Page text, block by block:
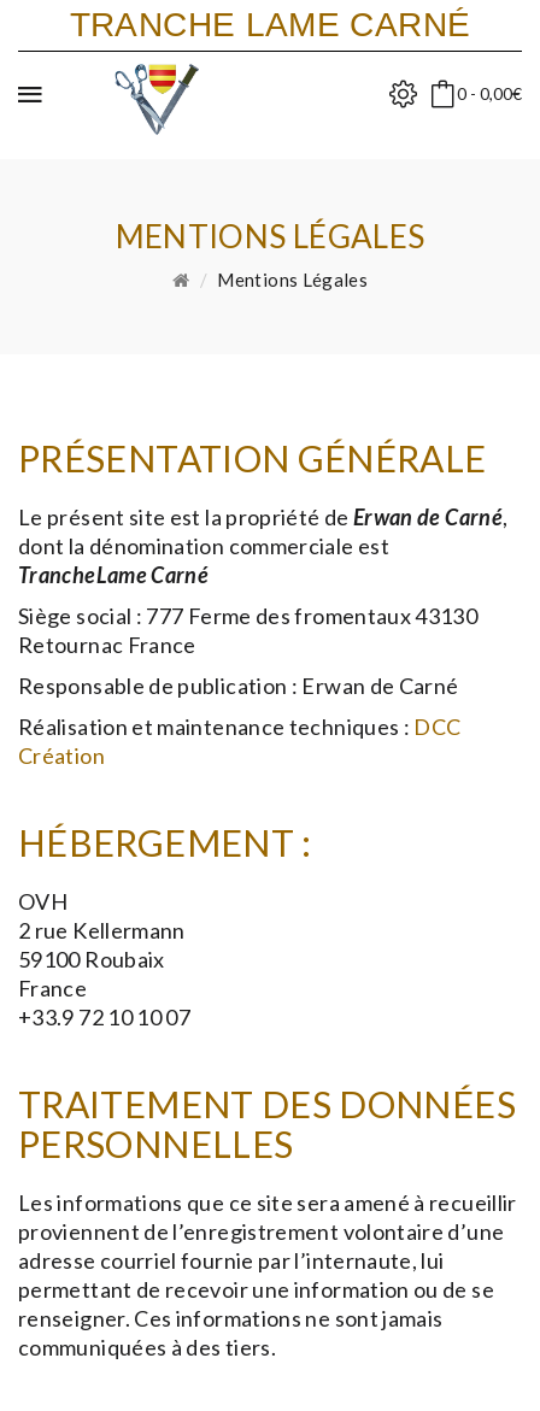
TRANCHE LAME CARNÉ
0 - 0,00€
MENTIONS LÉGALES
Mentions Légales
PRÉSENTATION GÉNÉRALE
Le présent site est la propriété de Erwan de Carné,
dont la dénomination commerciale est
TrancheLame Carné
Siège social : 777 Ferme des fromentaux 43130
Retournac France
Responsable de publication : Erwan de Carné
Réalisation et maintenance techniques : DCC
Création
HÉBERGEMENT :
OVH
2 rue Kellermann
59100 Roubaix
France
+33.9 72 10 10 07
TRAITEMENT DES DONNÉES
PERSONNELLES
Les informations que ce site sera amené à recueillir
proviennent de l’enregistrement volontaire d’une
adresse courriel fournie par l’internaute, lui
permettant de recevoir une information ou de se
renseigner. Ces informations ne sont jamais
communiquées à des tiers.